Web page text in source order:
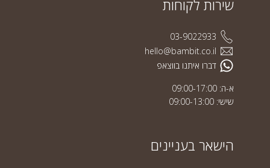
שירות לקוחות
03-9022933
hello@bambit.co.il
דברו איתנו בווצאפ
א-ה: 09:00-17:00
שישי: 09:00-13:00
הישאר בעניינים